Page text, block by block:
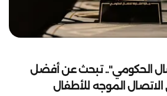
الحكومي".. تبحث عن أفضل
الاتصال الموجه للأطفال